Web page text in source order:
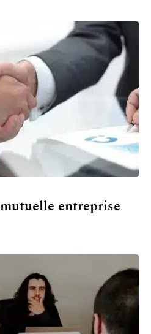
entreprise